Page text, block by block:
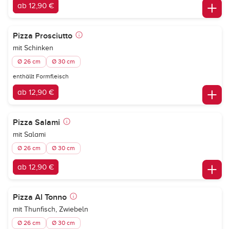
ab 12,90 €
Pizza Prosciutto
mit Schinken
Ø 26 cm Ø 30 cm
enthällt Formfleisch
ab 12,90 €
Pizza Salami
mit Salami
Ø 26 cm Ø 30 cm
ab 12,90 €
Pizza Al Tonno
mit Thunfisch, Zwiebeln
Ø 26 cm Ø 30 cm